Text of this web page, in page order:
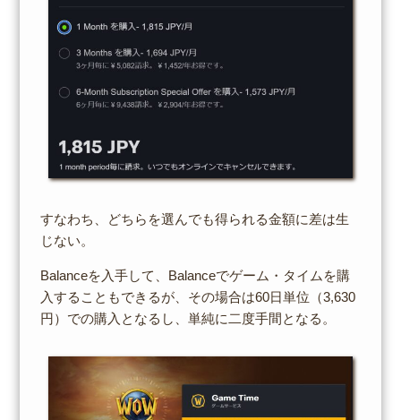
すなわち、どちらを選んでも得られる金額に差は生
じない。
Balanceを入手して、Balanceでゲーム・タイムを購
入することもできるが、その場合は60日単位（3,630
円）での購入となるし、単純に二度手間となる。